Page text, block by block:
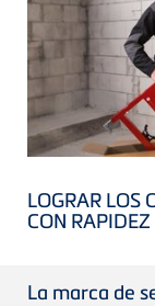
LOGRAR LOS
CON RAPIDEZ
La marca de